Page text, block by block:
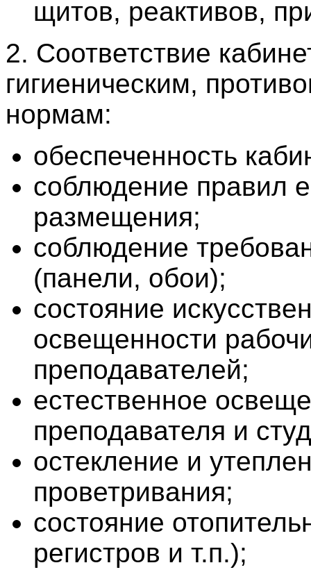
щитов, реактивов,
2. Соответствие
гигиеническим,
нормам:
обеспеченность
соблюдение правил
размещения;
соблюдение
(панели, обои);
состояние
освещенности
преподавателей;
естественное
преподавателя и
остекление и
проветривания;
состояние
регистров и т.п.);